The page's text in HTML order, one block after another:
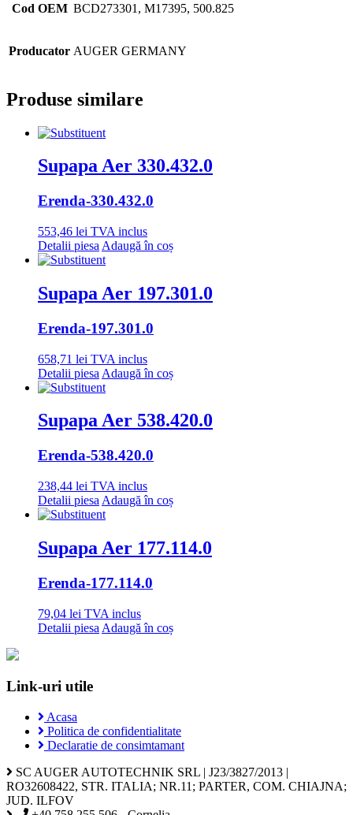
Cod OEM BCD273301, M17395, 500.825
Producator AUGER GERMANY
Produse similare
Supapa Aer 330.432.0
Erenda-330.432.0
553,46 lei TVA inclus
Detalii piesa Adaugă în coș
Supapa Aer 197.301.0
Erenda-197.301.0
658,71 lei TVA inclus
Detalii piesa Adaugă în coș
Supapa Aer 538.420.0
Erenda-538.420.0
238,44 lei TVA inclus
Detalii piesa Adaugă în coș
Supapa Aer 177.114.0
Erenda-177.114.0
79,04 lei TVA inclus
Detalii piesa Adaugă în coș
Link-uri utile
Acasa
Politica de confidentialitate
Declaratie de consimtamant
SC AUGER AUTOTECHNIK SRL | J23/3827/2013 |
RO32608422, STR. ITALIA; NR.11; PARTER, COM. CHIAJNA;
JUD. ILFOV